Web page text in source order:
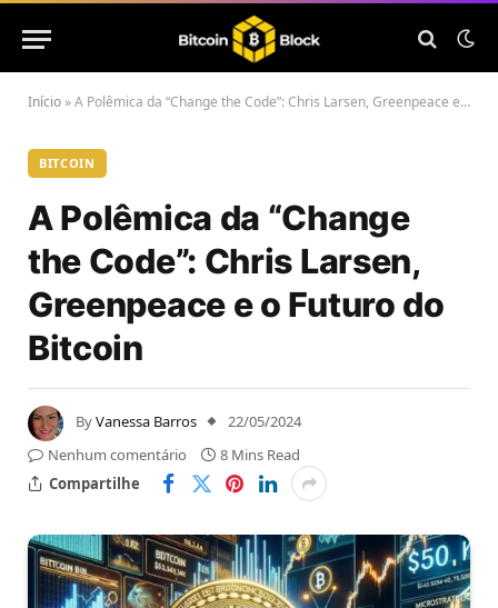
Início »A Polêmica da “Change the Code”: Chris Larsen, Greenpeace e o Futuro do Bitcoin
BITCOIN
A Polêmica da “Change
the Code”: Chris Larsen,
Greenpeace e o Futuro do
Bitcoin
ByVanessa Barros
22/05/2024
Nenhum comentário
8 Mins Read
Compartilhe